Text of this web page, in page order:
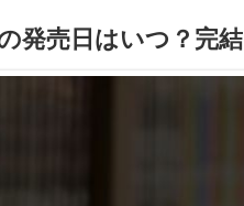
発売日はいつ？完